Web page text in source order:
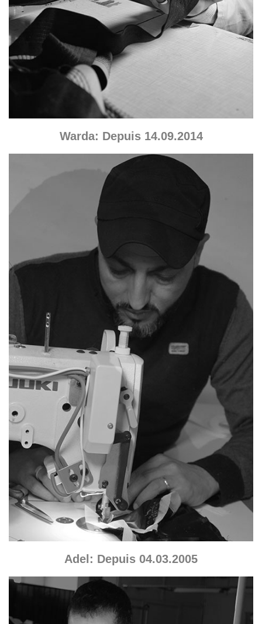
Warda: Depuis 14.09.2014
Adel: Depuis 04.03.2005